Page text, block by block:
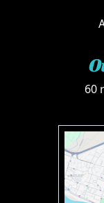
60